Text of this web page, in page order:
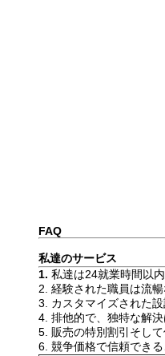
FAQ
私達のサービス
1. 私達は24就業時間以
2. 経験された職員は流
3. カスタマイズされた
4. 排他的で、独特な解
5. 販売の特別割引そし
6. 競争価格で信頼でき